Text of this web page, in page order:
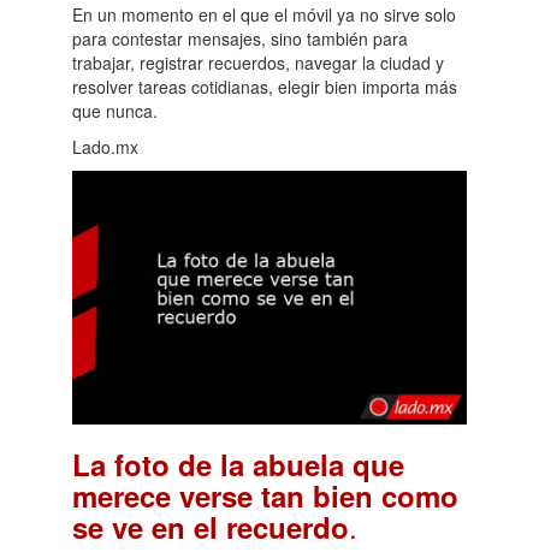
En un momento en el que el móvil ya no sirve solo
para contestar mensajes, sino también para
trabajar, registrar recuerdos, navegar la ciudad y
resolver tareas cotidianas, elegir bien importa más
que nunca.
Lado.mx
La foto de la abuela que
merece verse tan bien como
se ve en el recuerdo.